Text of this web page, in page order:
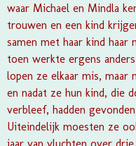
waar Michael en Mindla
trouwen en een kind
samen met haar kind
toen werkte ergens
lopen ze elkaar mis, maar
en nadat ze hun kind, die
verbleef, hadden
Uiteindelijk moesten ze